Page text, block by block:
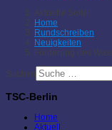
Aktuelle Seite:
Home
Rundschreiben
Neuigkeiten
Förderung des
Suchen
TSC-Berlin
Home
Aktuell